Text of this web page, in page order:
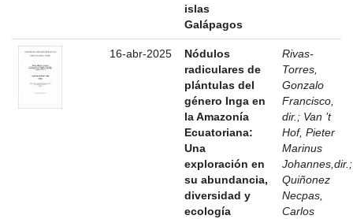
islas
Galápagos
16-abr-2025
Nódulos
radiculares de
plántulas del
género Inga en
la Amazonía
Ecuatoriana:
Una
exploración en
su abundancia,
diversidad y
ecología
Rivas-
Torres,
Gonzalo
Francisco,
dir. ; Van ’t
Hof, Pieter
Marinus
Johannes,dir. ;
Quiñonez
Necpas,
Carlos